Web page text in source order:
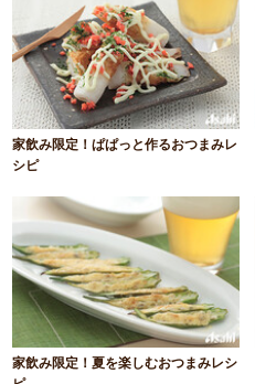
家飲み限定！ぱぱっと作るおつまみレ
シピ
家飲み限定！夏を楽しむおつまみレシ